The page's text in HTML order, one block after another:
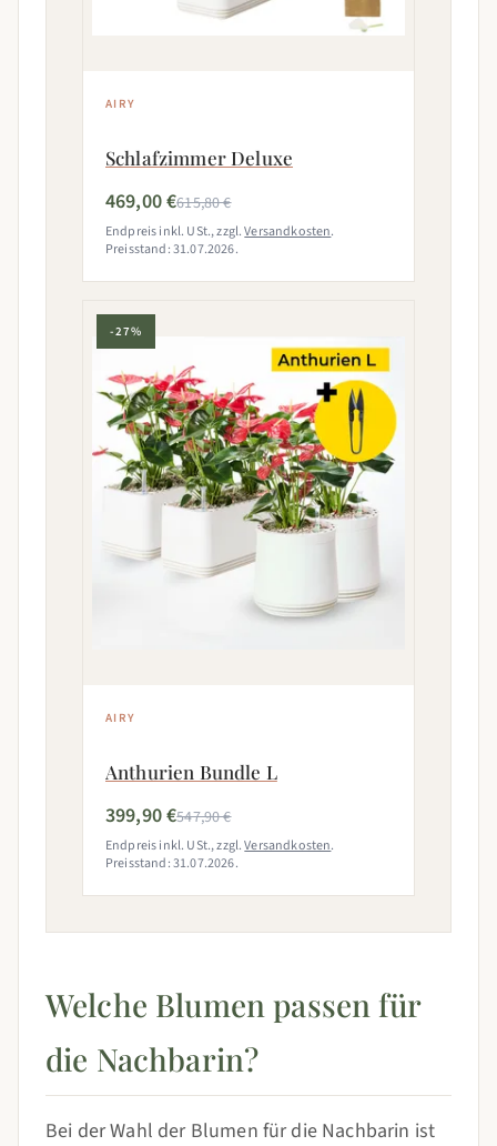
AIRY
Schlafzimmer Deluxe
469,00 €615,80 €
Endpreis inkl. USt., zzgl.Versandkosten.
Preisstand: 31.07.2026.
-27%
AIRY
Anthurien Bundle L
399,90 €547,90 €
Endpreis inkl. USt., zzgl.Versandkosten.
Preisstand: 31.07.2026.
Welche Blumen passen für
die Nachbarin?
Bei der Wahl der Blumen für die Nachbarin ist